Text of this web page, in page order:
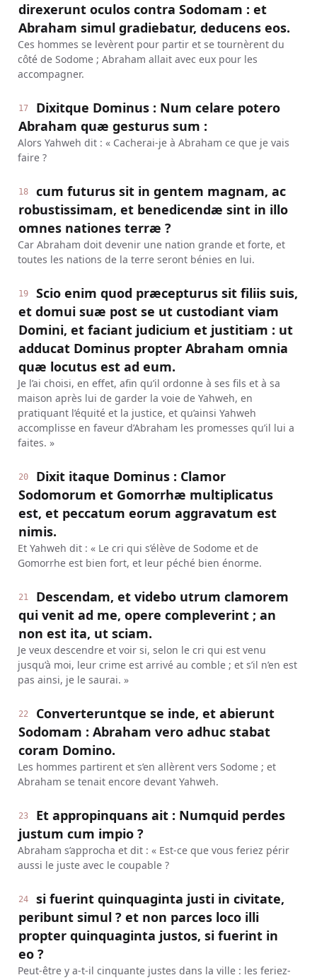
direxerunt oculos contra Sodomam : et
Abraham simul gradiebatur, deducens eos.
Ces hommes se levèrent pour partir et se tournèrent du
côté de Sodome ; Abraham allait avec eux pour les
accompagner.
17
Dixitque Dominus : Num celare potero
Abraham quæ gesturus sum :
Alors Yahweh dit : « Cacherai-je à Abraham ce que je vais
faire ?
18
cum futurus sit in gentem magnam, ac
robustissimam, et benedicendæ sint in illo
omnes nationes terræ ?
Car Abraham doit devenir une nation grande et forte, et
toutes les nations de la terre seront bénies en lui.
19
Scio enim quod præcepturus sit filiis suis,
et domui suæ post se ut custodiant viam
Domini, et faciant judicium et justitiam : ut
adducat Dominus propter Abraham omnia
quæ locutus est ad eum.
Je l’ai choisi, en effet, afin qu’il ordonne à ses fils et à sa
maison après lui de garder la voie de Yahweh, en
pratiquant l’équité et la justice, et qu’ainsi Yahweh
accomplisse en faveur d’Abraham les promesses qu’il lui a
faites. »
20
Dixit itaque Dominus : Clamor
Sodomorum et Gomorrhæ multiplicatus
est, et peccatum eorum aggravatum est
nimis.
Et Yahweh dit : « Le cri qui s’élève de Sodome et de
Gomorrhe est bien fort, et leur péché bien énorme.
21
Descendam, et videbo utrum clamorem
qui venit ad me, opere compleverint ; an
non est ita, ut sciam.
Je veux descendre et voir si, selon le cri qui est venu
jusqu’à moi, leur crime est arrivé au comble ; et s’il n’en est
pas ainsi, je le saurai. »
22
Converteruntque se inde, et abierunt
Sodomam : Abraham vero adhuc stabat
coram Domino.
Les hommes partirent et s’en allèrent vers Sodome ; et
Abraham se tenait encore devant Yahweh.
23
Et appropinquans ait : Numquid perdes
justum cum impio ?
Abraham s’approcha et dit : « Est-ce que vous feriez périr
aussi le juste avec le coupable ?
24
si fuerint quinquaginta justi in civitate,
peribunt simul ? et non parces loco illi
propter quinquaginta justos, si fuerint in
eo ?
Peut-être y a-t-il cinquante justes dans la ville : les feriez-